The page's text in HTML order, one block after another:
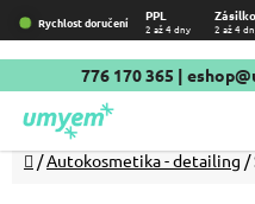
Přejít
na
obsah
Rychlost doručení PPL
2 až 4 dny 2 až 4
776 170 365 |
Domů
/Autokosmetika - detailing /